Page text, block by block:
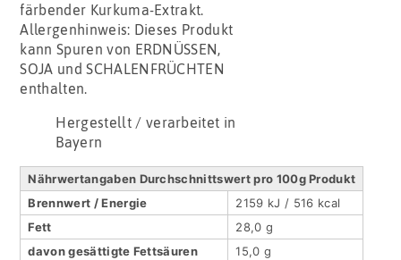
färbender Kurkuma-Extrakt.
Allergenhinweis: Dieses Produkt
kann Spuren von ERDNÜSSEN,
SOJA und SCHALENFRÜCHTEN
enthalten.
Hergestellt / verarbeitet in
Bayern
Nährwertangaben Durchschnittswert pro 100g Produkt
Brennwert / Energie
2159 kJ / 516 kcal
Fett
28,0 g
davon gesättigte Fettsäuren
15,0 g